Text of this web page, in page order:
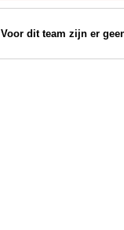
Voor dit team zijn er